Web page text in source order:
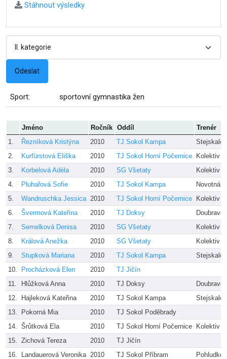
Stáhnout výsledky
Sport: sportovní gymnastika žen
Jméno Ročník Oddíl
Trenér
1.
Řezníková Kristýna 2010 TJ Sokol Kampa
2.
Kurfürstová Eliška 2010 TJ Sokol Horní Počernice
Kolektiv
3.
Korbelová Adéla 2010 SG Všetaty
Kolektiv
4.
Pluhařová Sofie 2010 TJ Sokol Kampa
Novotná,
5.
Wandruschka Jessica 2010 TJ Sokol Horní Počernice
Kolektiv
6.
Švermová Kateřina 2010 TJ Doksy
7.
Semelková Denisa 2010 SG Všetaty
Kolektiv
8.
Králová Anežka 2010 SG Všetaty
Kolektiv
9.
Stupková Mariana 2010 TJ Sokol Kampa
10.
Procházková Elen 2010
TJ Jičín
11.
Hlůžková Anna 2010 TJ Doksy
12.
Hajleková Kateřina 2010 TJ Sokol Kampa
13.
Pokorná Mia 2010
TJ Sokol Poděbrady
14. Šrůtková Ela 2010 TJ Sokol Horní Počernice
Kolektiv
15. Zichová Tereza 2010
TJ Jičín
16.
Landauerová Veronika 2010 TJ Sokol Příbram